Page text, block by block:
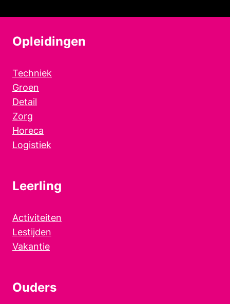
Opleidingen
Techniek
Groen
Detail
Zorg
Horeca
Logistiek
Leerling
Activiteiten
Lestijden
Vakantie
Ouders